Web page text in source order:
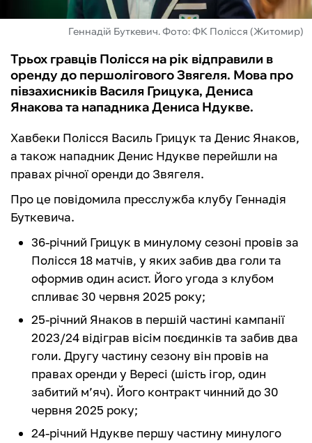
Геннадій Буткевич. Фото: ФК Полісся (Житомир)
Трьох гравців Полісся на рік відправили в
оренду до першолігового Звягеля. Мова про
півзахисників Василя Грицука, Дениса
Янакова та нападника Дениса Ндукве.
Хавбеки Полісся Василь Грицук та Денис Янаков,
а також нападник Денис Ндукве перейшли на
правах річної оренди до Звягеля.
Про це повідомила пресслужба клубу Геннадія
Буткевича.
36-річний Грицук в минулому сезоні провів за
Полісся 18 матчів, у яких забив два голи та
оформив один асист. Його угода з клубом
спливає 30 червня 2025 року;
25-річний Янаков в першій частині кампанії
2023/24 відіграв вісім поєдинків та забив два
голи. Другу частину сезону він провів на
правах оренди у Вересі (шість ігор, один
забитий м’яч). Його контракт чинний до 30
червня 2025 року;
24-річний Ндукве першу частину минулого